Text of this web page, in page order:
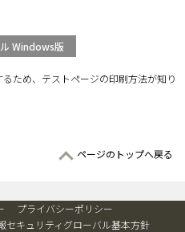
Windows版
ため、テストページの印刷方法が知り
ページのトップへ戻る
プライバシーポリシー
セキュリティグローバル基本方針